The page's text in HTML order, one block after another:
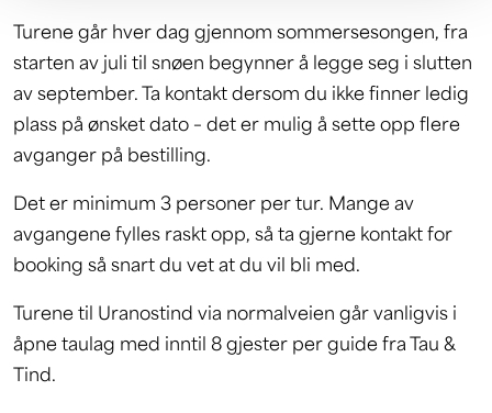
Turene går hver dag gjennom sommersesongen, fra
starten av juli til snøen begynner å legge seg i slutten
av september. Ta kontakt dersom du ikke finner ledig
plass på ønsket dato – det er mulig å sette opp flere
avganger på bestilling.
Det er minimum 3 personer per tur. Mange av
avgangene fylles raskt opp, så ta gjerne kontakt for
booking så snart du vet at du vil bli med.
Turene til Uranostind via normalveien går vanligvis i
åpne taulag med inntil 8 gjester per guide fra Tau &
Tind.